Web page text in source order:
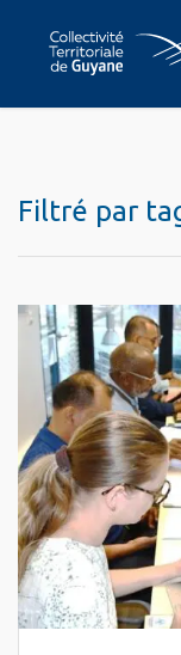
Filtré par